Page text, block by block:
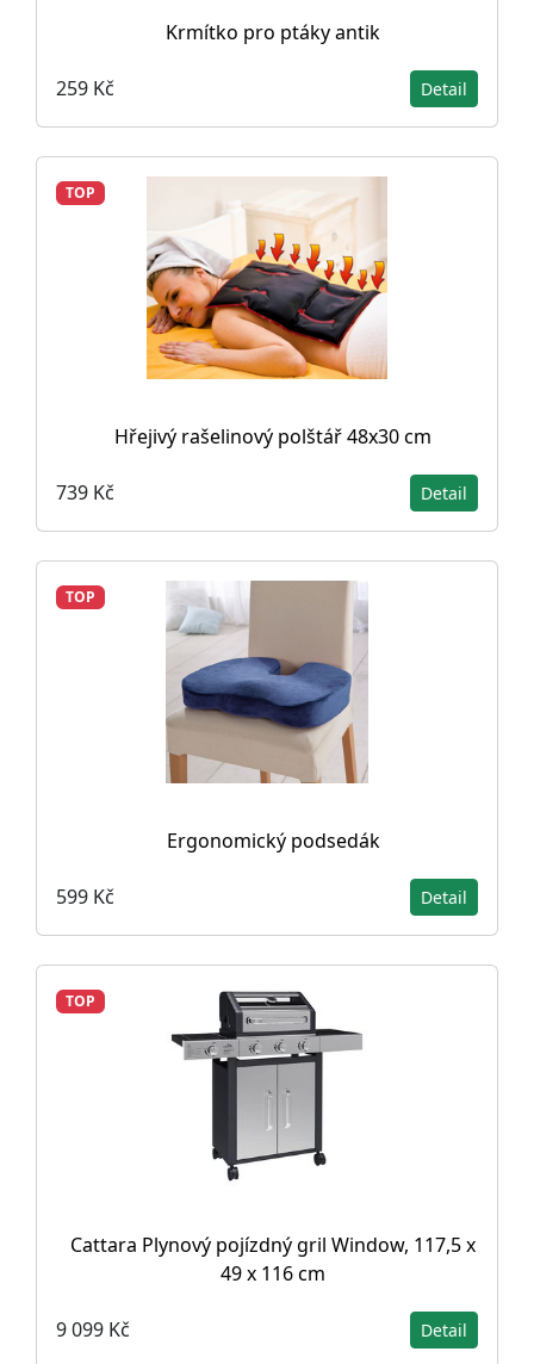
Krmítko pro ptáky antik
259 Kč Detail
TOP
Hřejivý rašelinový polštář 48x30 cm
739 Kč Detail
TOP
Ergonomický podsedák
599 Kč Detail
TOP
Cattara Plynový pojízdný gril Window, 117,5 x
49 x 116 cm
9 099 Kč Detail